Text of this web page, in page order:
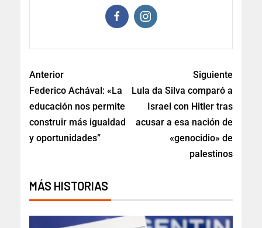
Anterior
Federico Achával: «La
educación nos permite
construir más igualdad
y oportunidades”
Siguiente
Lula da Silva comparó a
Israel con Hitler tras
acusar a esa nación de
«genocidio» de
palestinos
MÁS HISTORIAS